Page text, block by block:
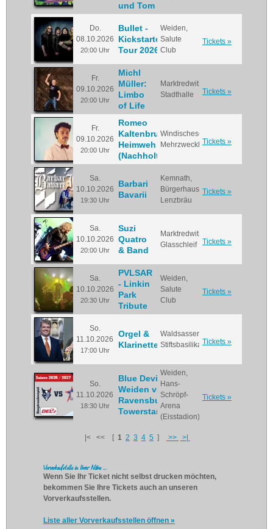
und Tom
Do.
08.10.2026
20:00 Uhr
Bullet -
Kickstarter
Tour 2026
Weiden,
Salute
Club
Tickets »
Fr.
09.10.2026
20:00 Uhr
Michl
Müller:
Limbo
of Life
Marktredwitz,
Stadthalle
Tickets »
Fr.
09.10.2026
20:00 Uhr
Romeo
Kaltenbrunner:
Heimweh
(Nachholtermin)
Windischeschenbach,
MehrzweckhalleTickets »
Sa.
10.10.2026
19:30 Uhr
Barbari
Bavarii
Kemnath,
Bürgerhaus
Lenzbräu
Tickets »
Sa.
10.10.2026
20:00 Uhr
Suzi
Quatro
& Band
Marktredwitz,
Glasschleif
Tickets »
Sa.
10.10.2026
20:30 Uhr
PVLSAR
- Linkin
Park
Tribute
Weiden,
Salute
Club
Tickets »
So.
11.10.2026
17:00 Uhr
Orgel &
Klarinette
Waldsassen,
Stiftsbasilika Tickets »
So.
11.10.2026
18:30 Uhr
Blue Devils
Weiden vs.
Ravensburg
Towerstars
Weiden,
Hans-
Schröpf-
Arena
(Eisstadion)
Tickets »
|< << [ 1 2 3 4 5 ] >> >|
Vorverkaufstelle in Ihrer Nähe ...
Wenn Sie Ihr Ticket nicht selbst drucken möchten,
bekommen Sie Ihre Tickets auch an unseren
Vorverkaufsstellen.
Liste aller Vorverkaufsstellen öffnen »